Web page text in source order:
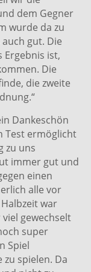
dem Gegner
wurde da zu
gut. Die
Ergebnis ist,
Die
die zweite
Dankeschön
Test ermöglicht
zu uns
immer gut und
einen
alle vor
war
gewechselt
super
Spiel
spielen. Da